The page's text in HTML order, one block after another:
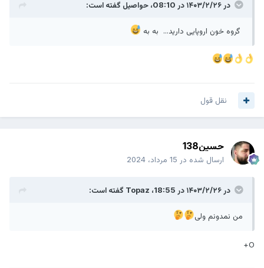
در ۱۴۰۳/۲/۲۶ در 08:10، حواصیلگفته است:
گروه خون اروپایی دارید... به به
نقل قول
حسین138
ارسال شده در 15 مرداد، 2024
در ۱۴۰۳/۲/۲۶ در 18:55، Topazگفته است:
من نمدونم ولی
O+